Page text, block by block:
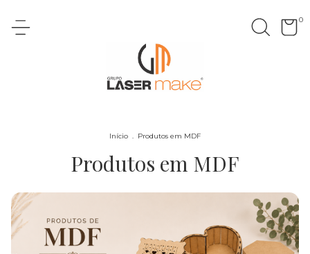
0
Início . Produtos em MDF
Produtos em MDF